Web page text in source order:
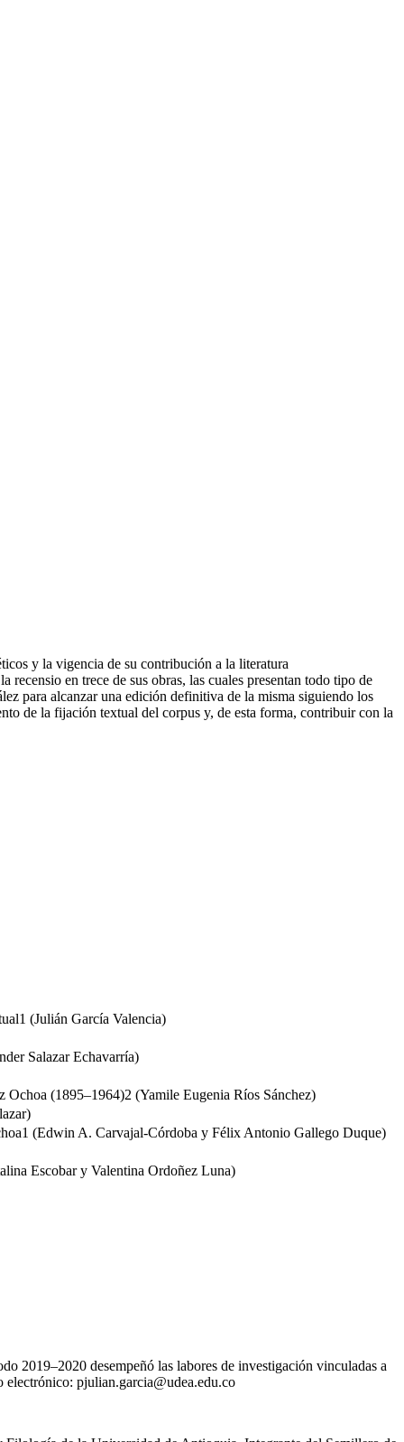
y la vigencia de su contribución a la literatura
en trece de sus obras, las cuales presentan todo tipo de
para alcanzar una edición definitiva de la misma siguiendo los
de la fijación textual del corpus y, de esta forma, contribuir con la
(Julián García Valencia)
Salazar Echavarría)
(1895–1964)2 (Yamile Eugenia Ríos Sánchez)
(Edwin A. Carvajal-Córdoba y Félix Antonio Gallego Duque)
Escobar y Valentina Ordoñez Luna)
2019–2020 desempeñó las labores de investigación vinculadas a
electrónico: pjulian.garcia@udea.edu.co